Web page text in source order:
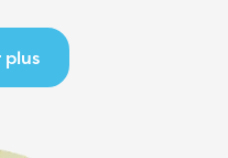
plus